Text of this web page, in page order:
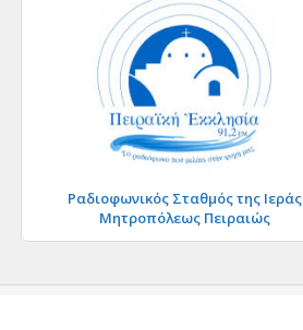
Ραδιοφωνικός Σταθμός της Ιεράς
Μητροπόλεως Πειραιώς